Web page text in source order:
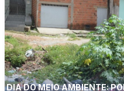
DIA DO MEIO AMBIENTE: